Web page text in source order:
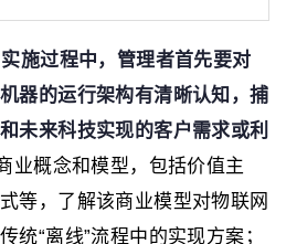
施过程中，管理者首先要对
器的运行架构有清晰认知，捕
未来科技实现的客户需求或利
业概念和模型，包括价值主
等，了解该商业模型对物联网
统“离线”流程中的实现方案；